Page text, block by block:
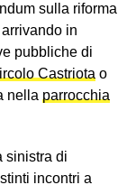
sulla riforma
in
pubbliche di
Castriota o
nella parrocchia
sinistra di
incontri a